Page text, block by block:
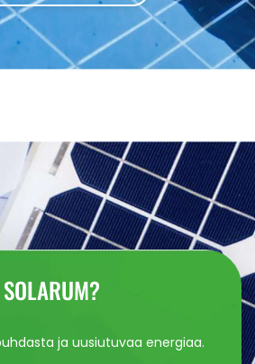
ja uusiutuvaa energiaa.